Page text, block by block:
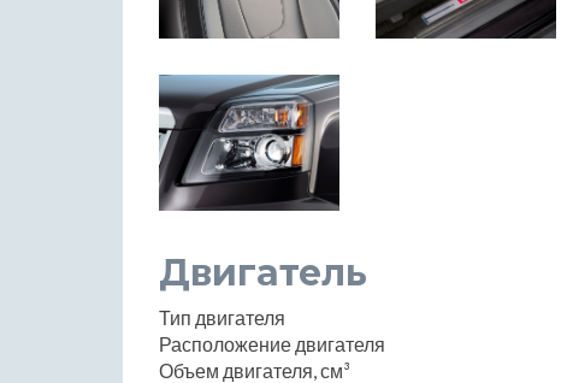
Двигатель
Тип двигателя
Расположение двигателя
Объем двигателя, см³